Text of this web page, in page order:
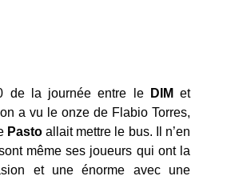
de la journée entre le DIM et
a vu le onze de Flabio Torres,
Pastoallait mettre le bus. Il n’en
même ses joueurs qui ont la
et une énorme avec une